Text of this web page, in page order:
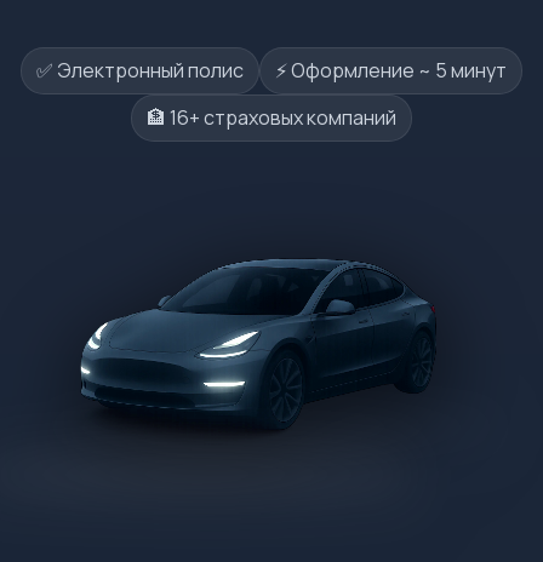
✅ Электронный полис
⚡️ Оформление ~ 5 минут
🏦 16+ страховых компаний